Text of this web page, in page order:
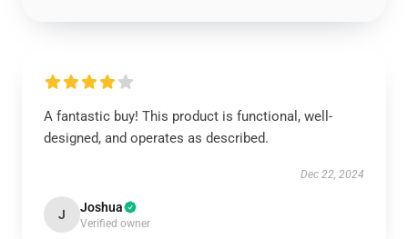
A fantastic buy! This product is functional, well-
designed, and operates as described.
Dec 22, 2024
J Joshua
Verified owner